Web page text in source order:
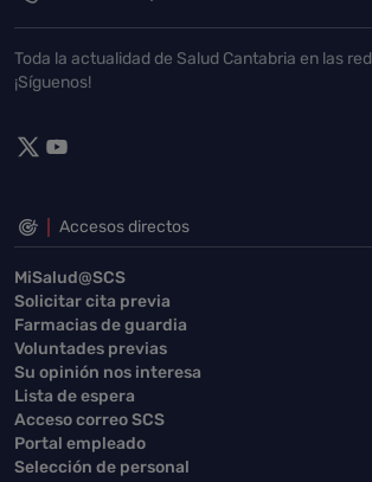
Toda la actualidad de Salud Cantabria en las
¡Síguenos!
Accesos directos
MiSalud@SCS
Solicitar cita previa
Farmacias de guardia
Voluntades previas
Su opinión nos interesa
Lista de espera
Acceso correo SCS
Portal empleado
Selección de personal